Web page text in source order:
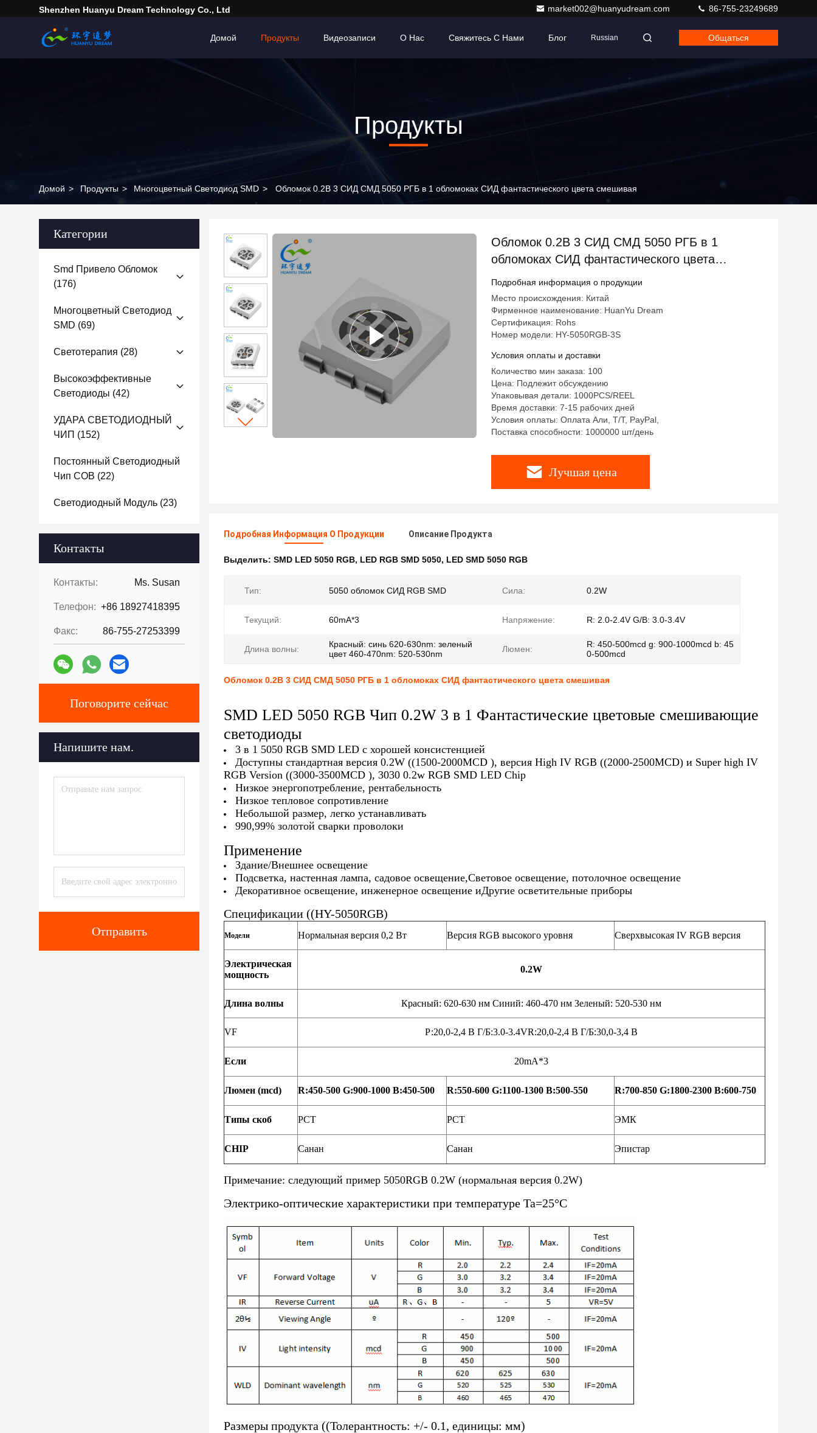
Shenzhen Huanyu Dream Technology Co., Ltd market002@huanyudream.com 86-755-23249689
Домой Продукты Видеозаписи О Нас Свяжитесь С Нами Блог Russian Общаться
Продукты
Домой > Продукты > Многоцветный Светодиод SMD > Обломок 0.2В 3 СИД СМД 5050 РГБ в 1 обломоках СИД фантастического цвета смешивая
Категории
Smd Привело Обломок
(176)
Многоцветный Светодиод
SMD (69)
Светотерапия (28)
Высокоэффективные
Светодиоды (42)
УДАРА СВЕТОДИОДНЫЙ
ЧИП (152)
Постоянный Светодиодный
Чип COB (22)
Светодиодный Модуль (23)
Контакты
Контакты: Ms. Susan
Телефон: +86 18927418395
Факс: 86-755-27253399
Поговорите сейчас
Напишите нам.
Отправить
Обломок 0.2В 3 СИД СМД 5050 РГБ в 1
обломоках СИД фантастического цвета
смешивая
Подробная информация о продукции
Место происхождения: Китай
Фирменное наименование: HuanYu Dream
Сертификация: Rohs
Номер модели: HY-5050RGB-3S
Условия оплаты и доставки
Количество мин заказа: 100
Цена: Подлежит обсуждению
Упаковывая детали: 1000PCS/REEL
Время доставки: 7-15 рабочих дней
Условия оплаты: Оплата Али, T/T, PayPal,
Поставка способности: 1000000 шт/день
Лучшая цена
Подробная Информация О Продукции Описание Продукта
Выделить: SMD LED 5050 RGB, LED RGB SMD 5050, LED SMD 5050 RGB
Тип: 5050 обломок СИД RGB SMD Сила: 0.2W
Текущий: 60mA*3 Напряжение: R: 2.0-2.4V G/B: 3.0-3.4V
Длина волны:
Красный: синь 620-630nm: зеленый
цвет 460-470nm: 520-530nm
Люмен:
R: 450-500mcd g: 900-1000mcd b: 45
0-500mcd
Обломок 0.2В 3 СИД СМД 5050 РГБ в 1 обломоках СИД фантастического цвета смешивая
SMD LED 5050 RGB Чип 0.2W 3 в 1 Фантастические цветовые смешивающие
светодиоды
3 в 1 5050 RGB SMD LED с хорошей консистенцией
Доступны стандартная версия 0.2W ((1500-2000MCD ), версия High IV RGB ((2000-2500MCD) и Super high IV
RGB Version ((3000-3500MCD ), 3030 0.2w RGB SMD LED Chip
Низкое энергопотребление, рентабельность
Низкое тепловое сопротивление
Небольшой размер, легко устанавливать
990,99% золотой сварки проволоки
Применение
Здание/Внешнее освещение
Подсветка, настенная лампа, садовое освещение,Световое освещение, потолочное освещение
Декоративное освещение, инженерное освещение иДругие осветительные приборы
Спецификации ((HY-5050RGB)
Модели Нормальная версия 0,2 Вт Версия RGB высокого уровня Сверхвысокая IV RGB версия
Электрическая
мощность
0.2W
Длина волны Красный: 620-630 нм Синий: 460-470 нм Зеленый: 520-530 нм
VF Р:20,0-2,4 В Г/Б:3.0-3.4VR:20,0-2,4 В Г/Б:30,0-3,4 В
Если 20mA*3
Люмен (mcd) R:450-500 G:900-1000 B:450-500 R:550-600 G:1100-1300 B:500-550 R:700-850 G:1800-2300 B:600-750
Типы скоб PCT PCT ЭМК
CHIP Санан Санан Эпистар
Примечание: следующий пример 5050RGB 0.2W (нормальная версия 0.2W)
Электрико-оптические характеристики при температуре Ta=25°C
Размеры продукта ((Толерантность: +/- 0.1, единицы: мм)